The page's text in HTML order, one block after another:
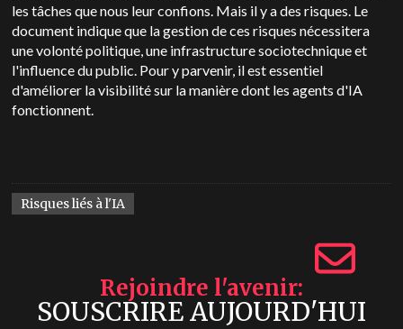
les tâches que nous leur confions. Mais il y a des risques. Le
document indique que la gestion de ces risques nécessitera
une volonté politique, une infrastructure sociotechnique et
l'influence du public. Pour y parvenir, il est essentiel
d'améliorer la visibilité sur la manière dont les agents d'IA
fonctionnent.
Risques liés à l'IA
Rejoindre l'avenir
SOUSCRIRE AUJOURD'HUI